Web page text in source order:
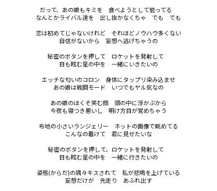
だって、あの娘もキミを　食べようとして狙ってる
なんとかライバル達を　出し抜かなくちゃ　でも　でも
恋は初めてじゃないけれど　それほどノウハウ多くない
自信がないから　妄想へ逃げちゃうの
秘密のボタンを押して　ロケットを発射して
目も眩む星の中を　一緒にいきたいの
エッチな匂いのコロン　身体にタップリ染み込ませ
あの娘は戦闘モード　いつでもヤル気なの
あの娘のほくそ笑む顔　頭の中に浮かぶから
今夜も寝つき悪いし　明け方目が覚めちゃう
布地の小さいランジェリー　ネットの画像で眺めてる
こんなの着けて　君に見せたいな
秘密のボタンを押して、ロケットを発射して
目も眩む星の中を　一緒に行きたいの
姿態(からだ)の隅々キスされて　私が悲鳴を上げている
妄想だけが　先走り　あふれ出す